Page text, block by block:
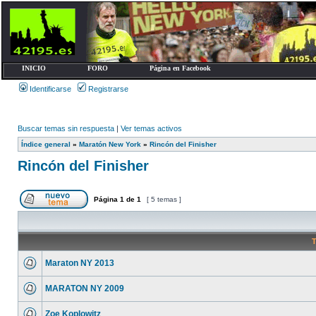
INICIO FORO Página en Facebook
Identificarse Registrarse
Buscar temas sin respuesta | Ver temas activos
Índice general » Maratón New York » Rincón del Finisher
Rincón del Finisher
Página 1 de 1 [ 5 temas ]
Maraton NY 2013
MARATON NY 2009
Zoe Koplowitz